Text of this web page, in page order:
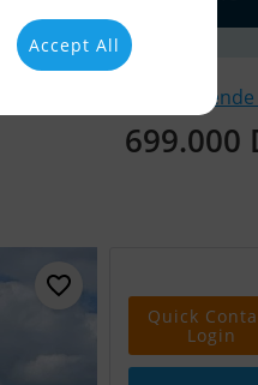
699.000
Quick
Login
Accept All